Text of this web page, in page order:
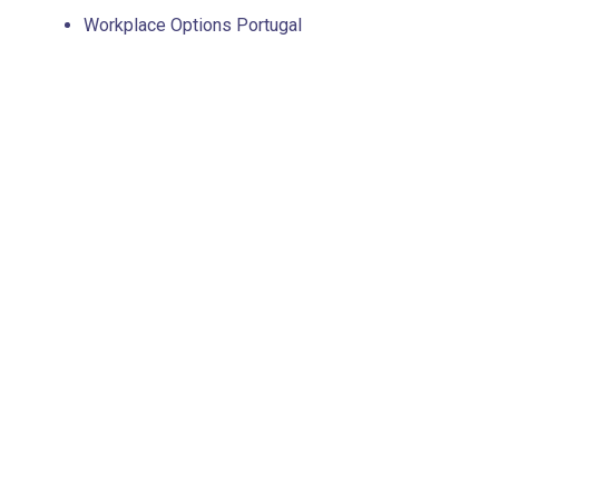
Workplace Options Portugal